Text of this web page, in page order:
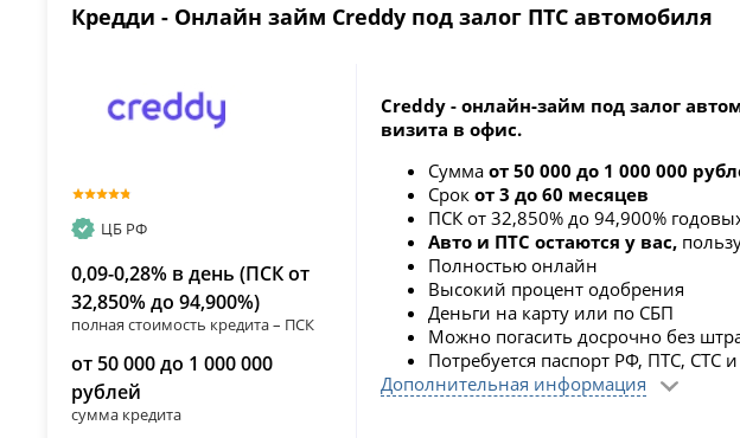
Кредди - Онлайн займ Creddy под залог ПТС автомобиля
ЦБ РФ
0,09-0,28% в день (ПСК от
32,850% до 94,900%)
полная стоимость кредита – ПСК
от 50 000 до 1 000 000
рублей
сумма кредита
Creddy - онлайн‑займ под залог
визита в офис.
Сумма от 50 000 до 1 000 000
Срок от 3 до 60 месяцев
ПСК от 32,850% до 94,900%
Авто и ПТС остаются у вас,
Полностью онлайн
Высокий процент одобрения
Деньги на карту или по СБП
Можно погасить досрочно без
Потребуется паспорт РФ, ПТС, СТС
Дополнительная информация